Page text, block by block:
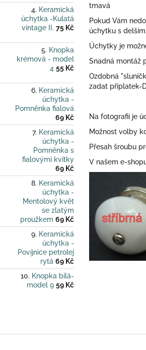
Keramická
úchytka -Kulatá
vintage II. 75 Kč
Knopka
krémová - model
4 55 Kč
Keramická
úchytka -
Pomněnka fialová
69 Kč
Keramická
úchytka -
Pomněnka s
fialovými kvítky
69 Kč
Keramická
úchytka -
Mentolový květ
se zlatým
proužkem 69 Kč
Keramická
úchytka -
Povíjnice petrolej
rytá 69 Kč
Knopka bílá-
model 9 59 Kč
tmavá
Pokud Vám
úchytku s
Úchytky je
Snadná montáž
Ozdobná
zadat příplatek-
Na fotografii je
Možnost volby
Přesah šroubu
V našem e-